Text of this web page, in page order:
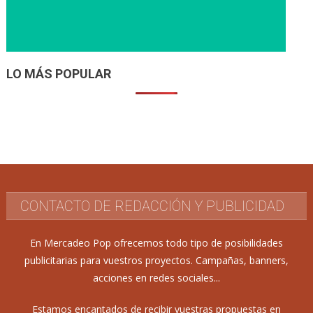
LO MÁS POPULAR
CONTACTO DE REDACCIÓN Y PUBLICIDAD
En Mercadeo Pop ofrecemos todo tipo de posibilidades
publicitarias para vuestros proyectos. Campañas, banners,
acciones en redes sociales...
Estamos encantados de recibir vuestras propuestas en